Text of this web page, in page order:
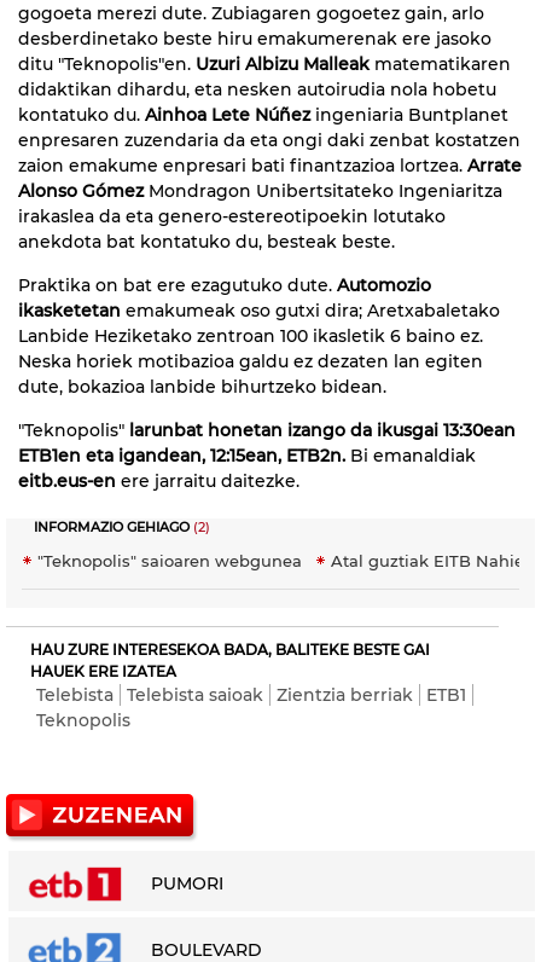
gogoeta merezi dute. Zubiagaren gogoetez gain, arlo
desberdinetako beste hiru emakumerenak ere jasoko
ditu "Teknopolis"en. Uzuri Albizu Malleakmatematikaren
didaktikan dihardu, eta nesken autoirudia nola hobetu
kontatuko du. Ainhoa Lete Núñezingeniaria Buntplanet
enpresaren zuzendaria da eta ongi daki zenbat kostatzen
zaion emakume enpresari bati finantzazioa lortzea. Arrate
Alonso GómezMondragon Unibertsitateko Ingeniaritza
irakaslea da eta genero-estereotipoekin lotutako
anekdota bat kontatuko du, besteak beste.
Praktika on bat ere ezagutuko dute. Automozio
ikasketetan emakumeak oso gutxi dira; Aretxabaletako
Lanbide Heziketako zentroan 100 ikasletik 6 baino ez.
Neska horiek motibazioa galdu ez dezaten lan egiten
dute, bokazioa lanbide bihurtzeko bidean.
"Teknopolis" larunbat honetan izango da ikusgai 13:30ean
ETB1en eta igandean, 12:15ean, ETB2n. Bi emanaldiak
eitb.eus-en ere jarraitu daitezke.
INFORMAZIO GEHIAGO(2)
"Teknopolis" saioaren webgunea Atal guztiak EITB
HAU ZURE INTERESEKOA BADA, BALITEKE BESTE GAI
HAUEK ERE IZATEA
Telebista Telebista saioak Zientzia berriak
ETB1
Teknopolis
PUMORI
BOULEVARD